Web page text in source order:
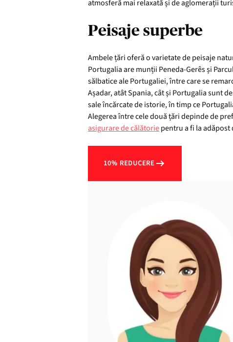
atmosferă mai relaxată și de aglomerații
Peisaje superbe
Ambele țări oferă o varietate de peisaje
Portugalia are munții Peneda-Gerês și
sălbatice ale Portugaliei, între care se
Așadar, atât Spania, cât și Portugalia sunt
sale încărcate de istorie, în timp ce
Alegerea între cele două țări depinde de
asigurare de călătoriepentru a fi la adăpost
10% REDUCERE